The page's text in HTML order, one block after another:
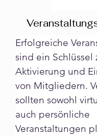
Erfolgreiche
sind ein Schlüssel
Aktivierung und
von Mitgliedern.
sollten sowohl
auch persönliche
Veranstaltungen